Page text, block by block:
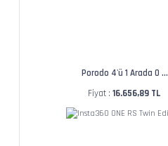
Porodo 4'ü 1 Arada O ...
Fiyat : 16.656,89 TL